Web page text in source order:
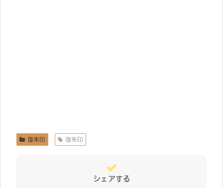
御朱印 御朱印
シェアする